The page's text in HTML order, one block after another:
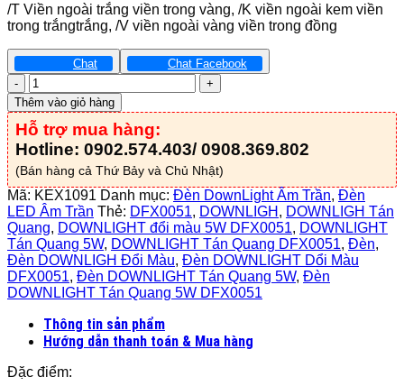
/T Viền ngoài trắng viền trong vàng, /K viền ngoài kem viền
trong trắngtrắng, /V viền ngoài vàng viền trong đồng
Chat Chat Facebook
Đèn
Led
Downlight
Viền
Nhựa
Nano
9W
EMC
-
KEX1091
số
lượng
Thêm vào giỏ hàng
Hỗ trợ mua hàng:
Hotline: 0902.574.403/ 0908.369.802
(Bán hàng cả Thứ Bảy và Chủ Nhật)
Mã: KEX1091 Danh mục: Đèn DownLight Âm Trần, Đèn
LED Âm Trần Thẻ: DFX0051, DOWNLIGH , DOWNLIGH Tán
Quang, DOWNLIGHT đổi màu 5W DFX0051, DOWNLIGHT
Tán Quang 5W, DOWNLIGHT Tán Quang DFX0051, Đèn,
Đèn DOWNLIGH Đổi Màu, Đèn DOWNLIGHT Dổi Màu
DFX0051, Đèn DOWNLIGHT Tán Quang 5W, Đèn
DOWNLIGHT Tán Quang 5W DFX0051
Thông tin sản phẩm
Hướng dẫn thanh toán & Mua hàng
Đặc điểm: